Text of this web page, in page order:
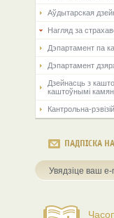
Аўдытарская
Нагляд за
Дэпартамент па
Дэпартамент
Дзейнасць з
каштоўнымі
Кантрольна-
ПАДПІСКА